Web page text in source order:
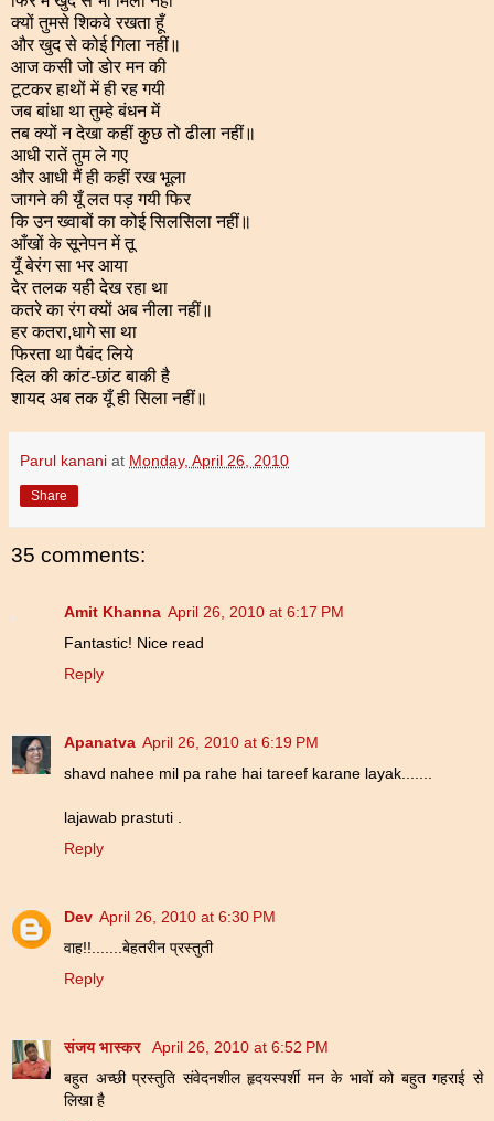
क्यों तुमसे शिकवे रखता हूँ
और खुद से कोई गिला नहीं॥
आज कसी जो डोर मन की
टूटकर हाथों में ही रह गयी
जब बांधा था तुम्हे बंधन में
तब क्यों न देखा कहीं कुछ तो ढीला नहीं॥
आधी रातें तुम ले गए
और आधी मैं ही कहीं रख भूला
जागने की यूँ लत पड़ गयी फिर
कि उन ख्वाबों का कोई सिलसिला नहीं॥
आँखों के सूनेपन में तू
यूँ बेरंग सा भर आया
देर तलक यही देख रहा था
कतरे का रंग क्यों अब नीला नहीं॥
हर कतरा,धागे सा था
फिरता था पैबंद लिये
दिल की कांट-छांट बाकी है
शायद अब तक यूँ ही सिला नहीं॥
Parul kanani at Monday, April 26, 2010
Share
35 comments:
Amit Khanna April 26, 2010 at 6:17 PM
Fantastic! Nice read
Reply
Apanatva April 26, 2010 at 6:19 PM
shavd nahee mil pa rahe hai tareef karane layak.......
lajawab prastuti .
Reply
Dev April 26, 2010 at 6:30 PM
वाह!!.......बेहतरीन प्रस्तुती
Reply
संजय भास्‍कर
April 26, 2010 at 6:52 PM
बहुत अच्छी प्रस्तुति संवेदनशील हृदयस्पर्शी मन के भावों को बहुत गहराई से
लिखा है